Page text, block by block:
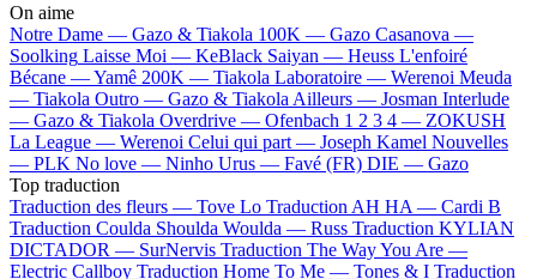
On aime
Notre Dame — Gazo & Tiakola 100K — Gazo Casanova —
Soolking Laisse Moi — KeBlack Saiyan — Heuss L'enfoiré
Bécane —Yamê 200K — Tiakola Laboratoire — Werenoi Meuda
— Tiakola Outro — Gazo & Tiakola Ailleurs — Josman Interlude
— Gazo & Tiakola Overdrive — Ofenbach 1 2 3 4 — ZOKUSH
La League — Werenoi Celui qui part — Joseph Kamel Nouvelles
— PLK No love — Ninho Urus — Favé (FR) DIE — Gazo
Top traduction
Traduction des fleurs — Tove Lo Traduction AH HA — Cardi B
Traduction Coulda Shoulda Woulda — Russ Traduction KYLIAN
DICTADOR — SurNervis Traduction The Way You Are —
Electric Callboy Traduction Home To Me — Tones & I Traduction